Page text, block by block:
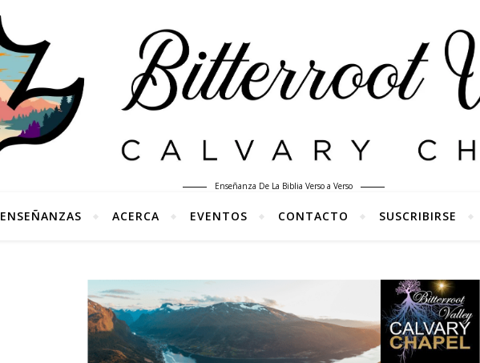
Enseñanza De La Biblia Verso a Verso
ENSEÑANZAS ACERCA EVENTOS CONTACTO SUSCRIBIRSE